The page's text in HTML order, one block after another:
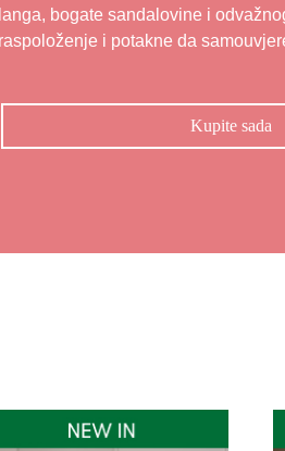
bogate sandalovine i
i potakne da
Kupite sada